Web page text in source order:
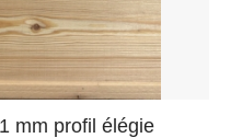
mm profil élégie